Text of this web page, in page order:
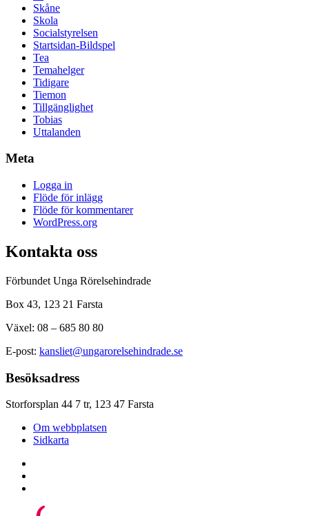
Skåne
Skola
Socialstyrelsen
Startsidan-Bildspel
Tea
Temahelger
Tidigare
Tiemon
Tillgänglighet
Tobias
Uttalanden
Meta
Logga in
Flöde för inlägg
Flöde för kommentarer
WordPress.org
Kontakta oss
Förbundet Unga Rörelsehindrade
Box 43, 123 21 Farsta
Växel: 08 – 685 80 80
E-post: kansliet@ungarorelsehindrade.se
Besöksadress
Storforsplan 44 7 tr, 123 47 Farsta
Om webbplatsen
Sidkarta